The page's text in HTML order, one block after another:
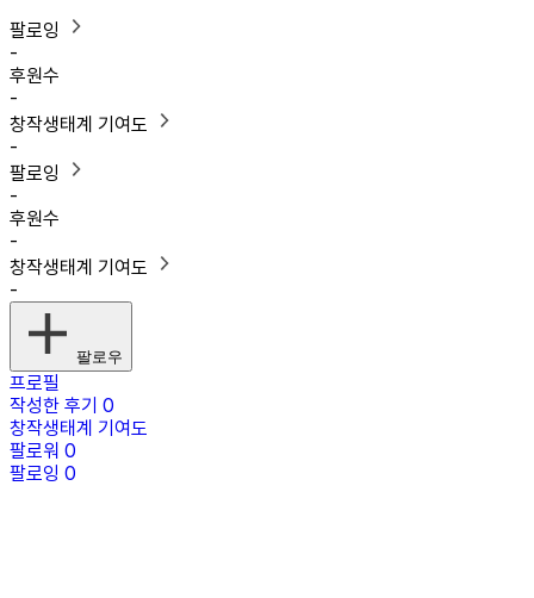
팔로잉
-
후원수
-
창작생태계 기여도
-
팔로잉
-
후원수
-
창작생태계 기여도
-
팔로우
프로필
작성한 후기 0
창작생태계 기여도
팔로워 0
팔로잉 0